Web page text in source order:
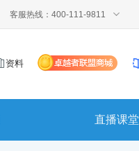
客服热线：400-111-9811
资料
直播课堂